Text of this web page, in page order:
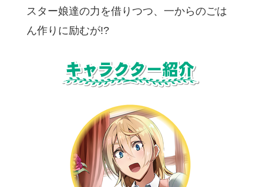
スター娘達の力を借りつつ、一からのごは
ん作りに励むが!?